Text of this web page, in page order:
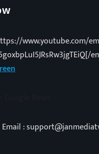
www.youtube.com/
Email :